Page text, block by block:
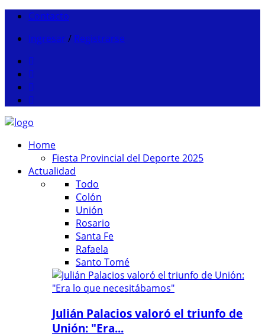
Contacto
Ingresar / Registrarse
Home
Fiesta Provincial del Deporte 2025
Actualidad
Todo
Colón
Unión
Rosario
Santa Fe
Rafaela
Santo Tomé
Julián Palacios valoró el triunfo de
Unión: "Era...